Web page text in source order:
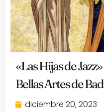
«Las Hijas de
Bellas Artes de
diciembre 20, 2023